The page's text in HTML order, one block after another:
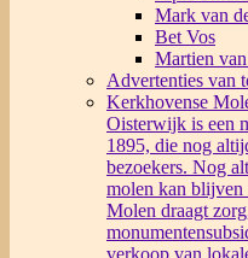
Mark van
Bet Vos
Martien
Advertenties van
Kerkhovense
Oisterwijk is een
1895, die nog
bezoekers. Nog
molen kan
Molen draagt
verkoop van